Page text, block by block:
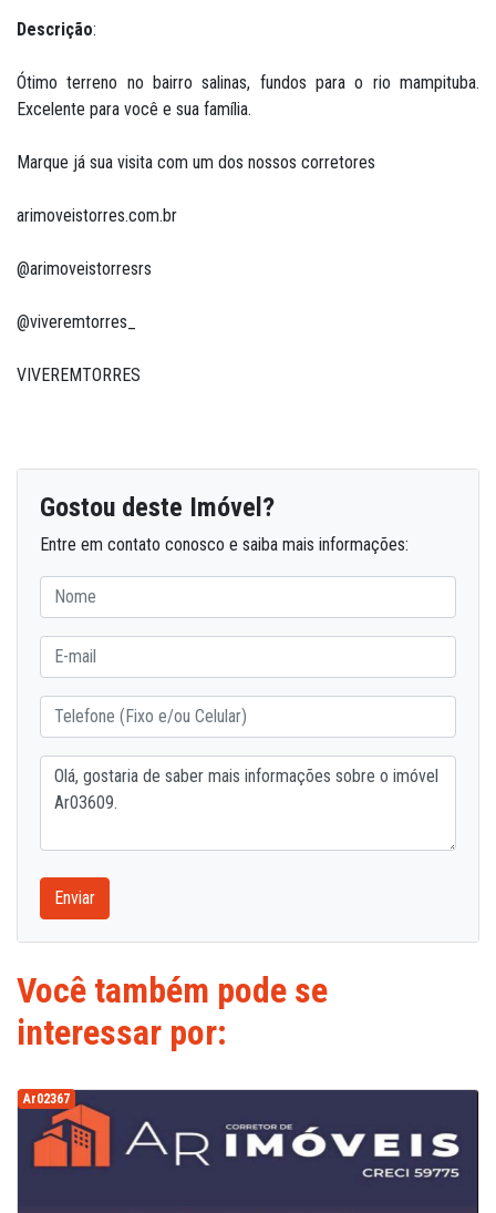
Descrição:
Ótimo terreno no bairro salinas, fundos para o rio mampituba.
Excelente para você e sua família.
Marque já sua visita com um dos nossos corretores
arimoveistorres.com.br
@arimoveistorresrs
@viveremtorres_
VIVEREMTORRES
Gostou deste Imóvel?
Entre em contato conosco e saiba mais informações:
Enviar
Você também pode se
interessar por:
Ar02367